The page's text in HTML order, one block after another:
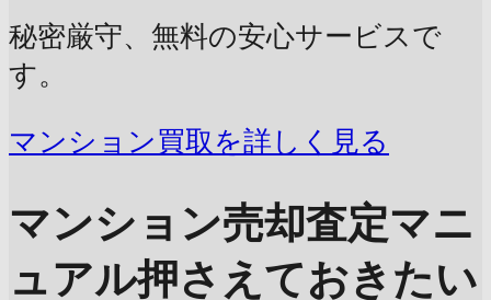
秘密厳守、無料の安心サービスで
す。
マンション買取を詳しく見る
マンション売却査定マニ
ュアル押さえておきたい